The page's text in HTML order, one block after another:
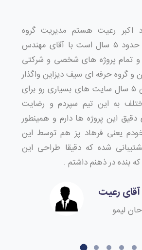
اکبر رعیت هستم مدیریت گروه
طراحان لیمو که حدود ۵ سال است با آقای مهندس
تمام پروژه های شخصی و شرکتی
و گروه حرفه ای سیف دیزاین واگذار
کردم در طول این ۵ سال سایت های بسیاری رو برای
به این تیم سپردم و رضایت
دقیق این پروژه ها دارم و همینطور
یعنی فرهاد پز هم توسط این
شده که دقیقا طراحی این
بنده در ذهنم داشتم .
رعیت
لیمو